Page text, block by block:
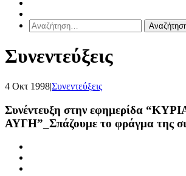
Αναζήτηση
για:
Συνεντεύξεις
4 Οκτ 1998|Συνεντεύξεις
Συνέντευξη στην εφημερίδα
ΑΥΓΗ”_Σπάζουμε το φράγμα της